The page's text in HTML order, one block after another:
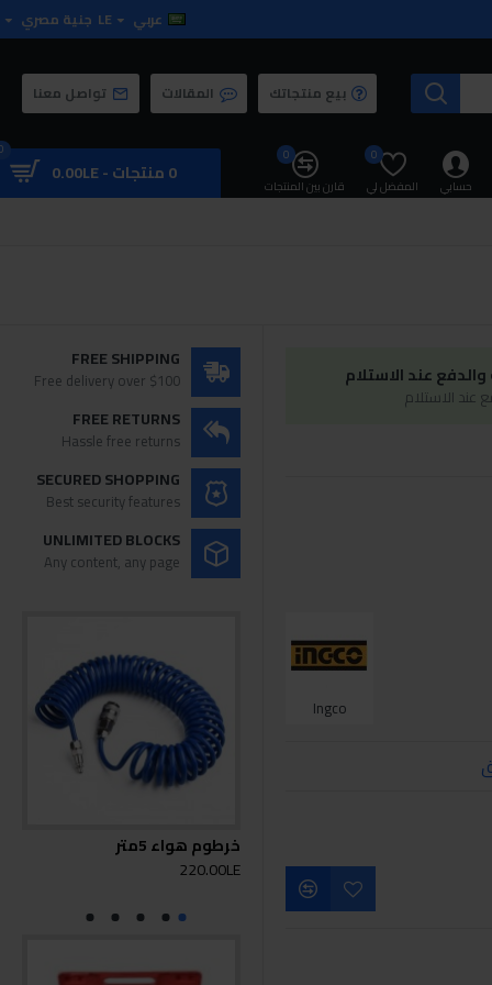
عربي LE جنية مصري
بيع منتجاتك المقالات تواصل معنا
حسابي المفضل لي
0
قارن بين المنتجات
0
0 منتجات - 0.00LE
عند الاستلام
الاستلام
Ingco
FREE SHIPPING
Free delivery over $100
FREE RETURNS
Hassle free returns
SECURED SHOPPING
Best security features
UNLIMITED BLOCKS
Any content, any page
خرطوم هواء 5متر
220.00LE